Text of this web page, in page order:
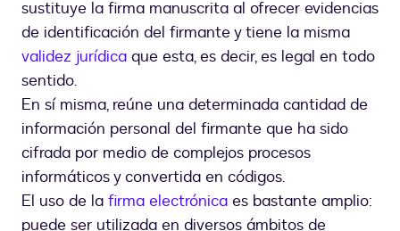
sustituye la firma manuscrita al ofrecer evidencias
de identificación del firmante y tiene la misma
validez jurídica que esta, es decir, es legal en todo
sentido.
En sí misma, reúne una determinada cantidad de
información personal del firmante que ha sido
cifrada por medio de complejos procesos
informáticos y convertida en códigos.
El uso de la firma electrónica es bastante amplio:
puede ser utilizada en diversos ámbitos de